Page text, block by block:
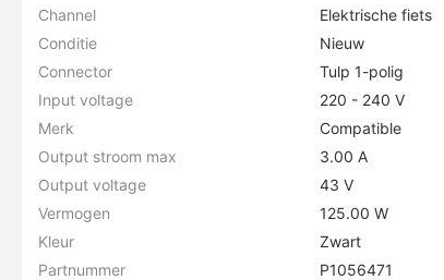
Channel
Elektrische fiets
Conditie
Nieuw
Connector
Tulp 1-polig
Input voltage
220 - 240 V
Merk
Compatible
Output stroom max
3.00 A
Output voltage
43 V
Vermogen
125.00 W
Kleur
Zwart
Partnummer
P1056471